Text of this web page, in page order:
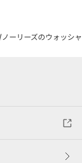
ノーリーズのウォッシ